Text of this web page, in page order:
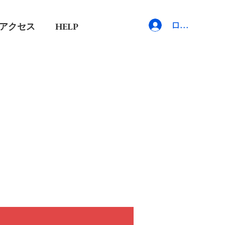
アクセス HELP ログイン